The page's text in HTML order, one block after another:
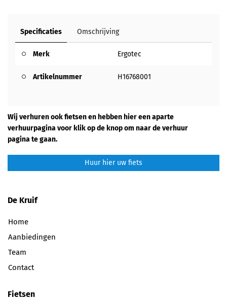
Specificaties Omschrijving
Merk Ergotec
Artikelnummer H16768001
Wij verhuren ook fietsen en hebben hier een aparte
verhuurpagina voor klik op de knop om naar de verhuur
pagina te gaan.
Huur hier uw fiets
De Kruif
Home
Aanbiedingen
Team
Contact
Fietsen